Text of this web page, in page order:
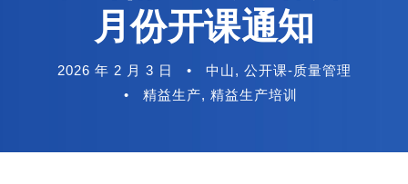
月份开课通知
2026 年 2 月 3 日 • 中山, 公开课-质量管理
•
精益生产, 精益生产培训